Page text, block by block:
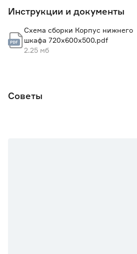
Страна производства
Россия
Вес брутто (кг)
Инструкции и документы
Схема сборки Корпус нижнего
шкафа 720х600х500.pdf
2.25 мб
Советы